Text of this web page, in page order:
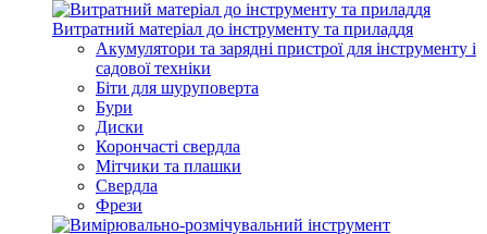
Витратний матеріал до інструменту та приладдя
Акумулятори та зарядні пристрої для інструменту і
садової техніки
Біти для шуруповерта
Бури
Диски
Корончасті свердла
Мітчики та плашки
Свердла
Фрези